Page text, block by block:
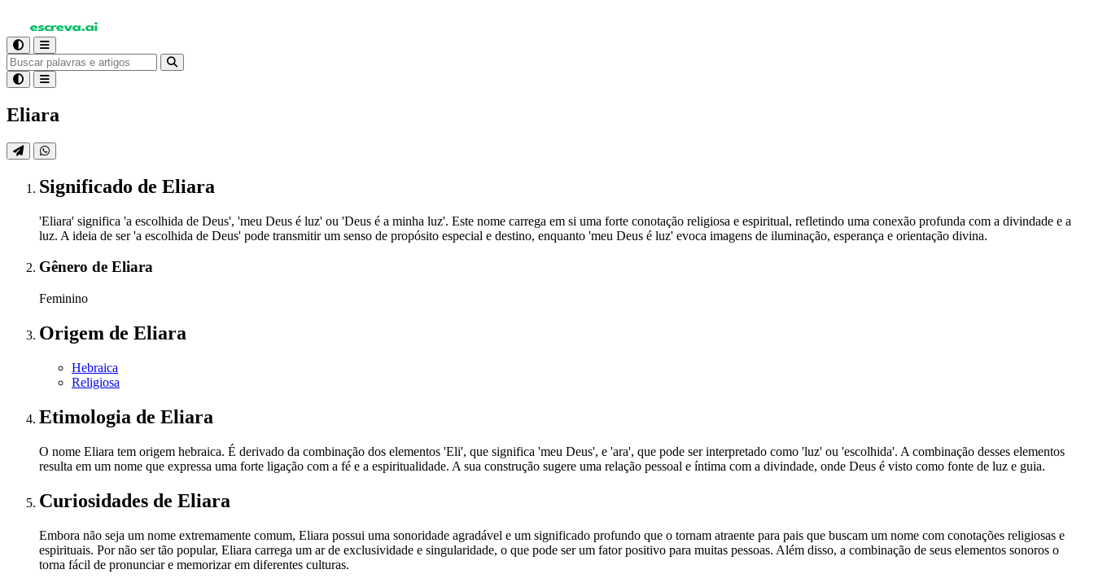
Eliara
Significado de Eliara
'Eliara' significa 'a escolhida de Deus', 'meu Deus é luz' ou 'Deus é a minha luz'. Este nome carrega em si uma forte conotação religiosa e espiritual, refletindo uma conexão profunda com a divindade e a
luz. A ideia de ser 'a escolhida de Deus' pode transmitir um senso de propósito especial e destino, enquanto 'meu Deus é luz' evoca imagens de iluminação, esperança e orientação divina.
Gênero de Eliara
Feminino
Origem de Eliara
Hebraica
Religiosa
Etimologia de Eliara
O nome Eliara tem origem hebraica. É derivado da combinação dos elementos 'Eli', que significa 'meu Deus', e 'ara', que pode ser interpretado como 'luz' ou 'escolhida'. A combinação desses elementos
resulta em um nome que expressa uma forte ligação com a fé e a espiritualidade. A sua construção sugere uma relação pessoal e íntima com a divindade, onde Deus é visto como fonte de luz e guia.
Curiosidades de Eliara
Embora não seja um nome extremamente comum, Eliara possui uma sonoridade agradável e um significado profundo que o tornam atraente para pais que buscam um nome com conotações religiosas e
espirituais. Por não ser tão popular, Eliara carrega um ar de exclusividade e singularidade, o que pode ser um fator positivo para muitas pessoas. Além disso, a combinação de seus elementos sonoros o
torna fácil de pronunciar e memorizar em diferentes culturas.